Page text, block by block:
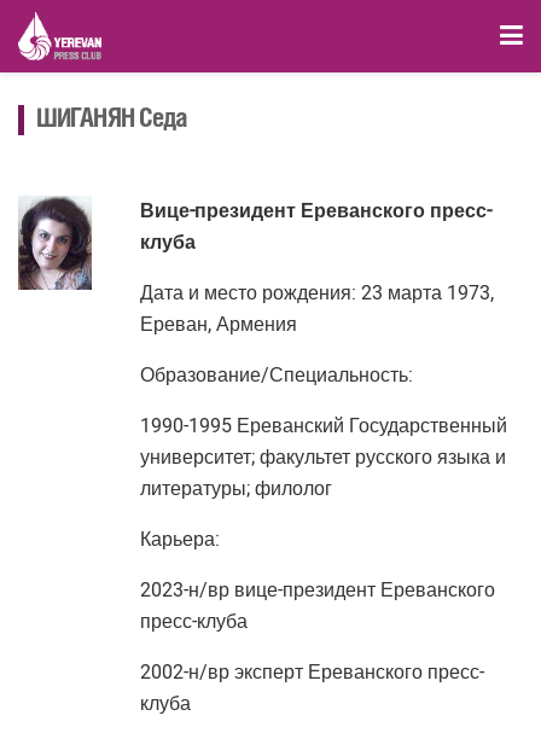
ШИГАНЯН Седа
Вице-президент Ереванского пресс-
клуба
Дата и место рождения: 23 марта 1973,
Ереван, Армения
Образование/Специальность:
1990-1995 Ереванский Государственный
университет; факультет русского языка и
литературы; филолог
Карьера:
2023-н/вр вице-президент Ереванского
пресс-клуба
2002-н/вр эксперт Ереванского пресс-
клуба